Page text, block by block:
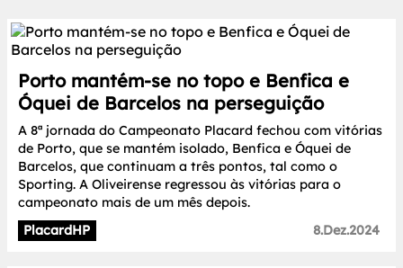
Porto mantém-se no topo e Benfica e
Óquei de Barcelos na perseguição
A 8ª jornada do Campeonato Placard fechou com vitórias
de Porto, que se mantém isolado, Benfica e Óquei de
Barcelos, que continuam a três pontos, tal como o
Sporting. A Oliveirense regressou às vitórias para o
campeonato mais de um mês depois.
PlacardHP
8.Dez.2024